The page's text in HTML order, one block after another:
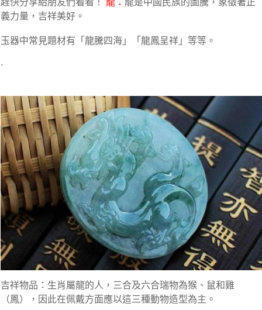
義力量，吉祥美好。
玉器中常見題材有「龍騰四海」「龍鳳呈祥」等等。
.
吉祥物品：生肖屬龍的人，三合及六合瑞物為猴、鼠和雞
（鳳），因此在佩戴方面應以這三種動物造型為主。